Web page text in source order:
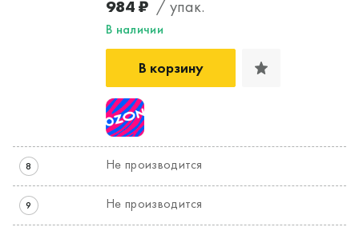
984 ₽ / упак.
В наличии
В корзину
8 Не производится
9 Не производится